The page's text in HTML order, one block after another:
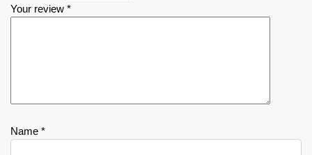
Your review *
Name *